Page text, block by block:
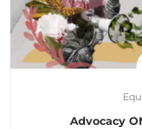
Advocacy